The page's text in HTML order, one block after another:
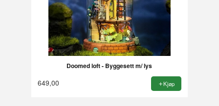
Doomed loft - Byggesett m/ lys
649,00 Kjøp